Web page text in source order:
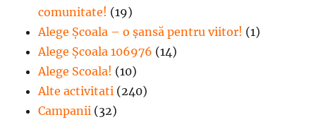
comunitate! (19)
Alege Şcoala – o şansă pentru viitor! (1)
Alege Școala 106976 (14)
Alege Scoala! (10)
Alte activitati (240)
Campanii (32)